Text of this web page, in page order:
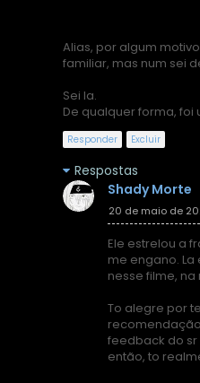
Alias, por algum
familiar, mas num sei
Sei la.
De qualquer forma,
Responder Excluir
Respostas
Shady Morte
20 de maio de
Ele estrelou a
me engano.
nesse filme,
To alegre por
feedback do sr
então, to